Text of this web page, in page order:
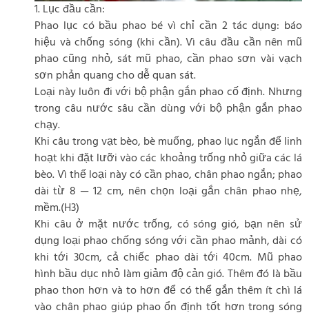
1. Lục đầu cần:
Phao lục có bầu phao bé vì chỉ cần 2 tác dụng: báo
hiệu và chống sóng (khi cần). Vì câu đầu cần nên mũ
phao cũng nhỏ, sát mũ phao, cần phao sơn vài vạch
sơn phản quang cho dễ quan sát.
Loại này luôn đi với bộ phận gắn phao cố định. Nhưng
trong câu nước sâu cần dùng với bộ phận gắn phao
chạy.
Khi câu trong vạt bèo, bè muống, phao lục ngắn để linh
hoạt khi đặt lưỡi vào các khoảng trống nhỏ giữa các lá
bèo. Vì thế loại này có cần phao, chân phao ngắn; phao
dài từ 8 — 12 cm, nên chọn loại gắn chân phao nhẹ,
mềm.(H3)
Khi câu ở mặt nước trống, có sóng gió, bạn nên sử
dụng loại phao chống sóng với cần phao mảnh, dài có
khi tới 30cm, cả chiếc phao dài tới 40cm. Mũ phao
hình bầu dục nhỏ làm giảm độ cản gió. Thêm đó là bầu
phao thon hơn và to hơn để có thể gắn thêm ít chì lá
vào chân phao giúp phao ổn định tốt hơn trong sóng